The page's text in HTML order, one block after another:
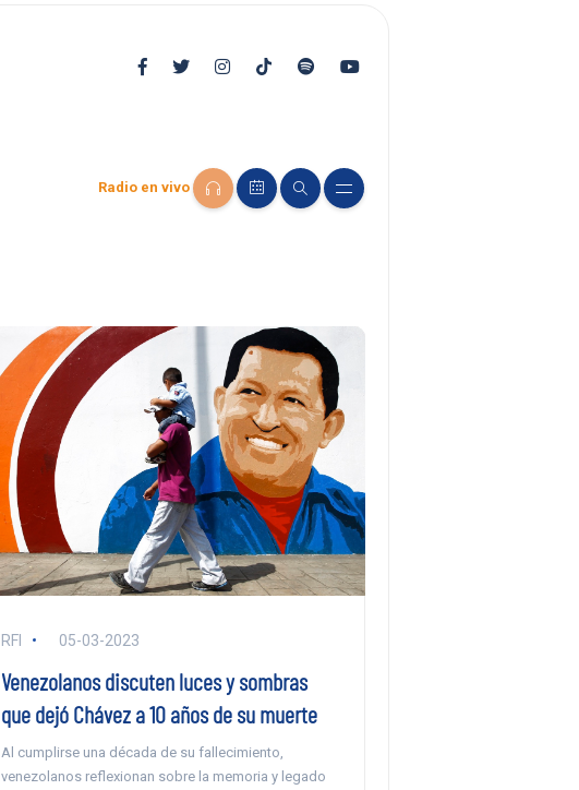
Radio en vivo
RFI 05-03-2023
Venezolanos discuten luces y sombras
que dejó Chávez a 10 años de su muerte
Al cumplirse una década de su fallecimiento,
venezolanos reflexionan sobre la memoria y legado